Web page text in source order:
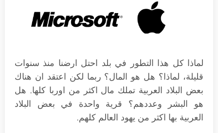
لماذا كل هذا التطور في بلد احتل ارضنا منذ سنوات
قليلة، لماذا؟ هل هو المال؟ ربما لكن اعتقد ان هناك
بعض البلاد العربية تملك مال اكثر من اوربا كلها. هل
هو البشر وعددهم؟ قرية واحدة في بعض البلاد
العربية بها اكثر من يهود العالم كلهم.